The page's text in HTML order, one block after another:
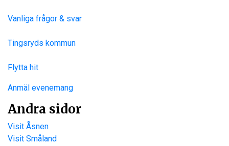
Vanliga frågor & svar
Tingsryds kommun
Flytta hit
Anmäl evenemang
Andra sidor
Visit Åsnen
Visit Småland